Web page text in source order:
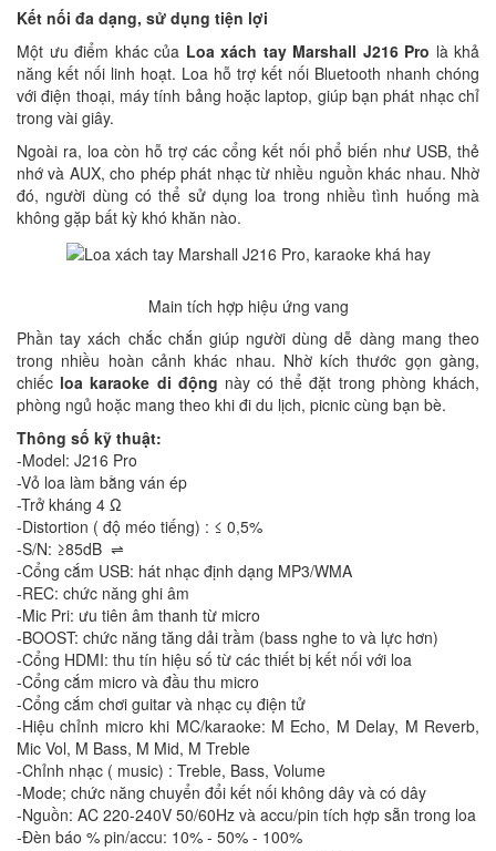
Kết nối đa dạng, sử dụng tiện lợi
Một ưu điểm khác của Loa xách tay Marshall J216 Pro là khả
năng kết nối linh hoạt. Loa hỗ trợ kết nối Bluetooth nhanh chóng
với điện thoại, máy tính bảng hoặc laptop, giúp bạn phát nhạc chỉ
trong vài giây.
Ngoài ra, loa còn hỗ trợ các cổng kết nối phổ biến như USB, thẻ
nhớ và AUX, cho phép phát nhạc từ nhiều nguồn khác nhau. Nhờ
đó, người dùng có thể sử dụng loa trong nhiều tình huống mà
không gặp bất kỳ khó khăn nào.
Main tích hợp hiệu ứng vang
Phần tay xách chắc chắn giúp người dùng dễ dàng mang theo
trong nhiều hoàn cảnh khác nhau. Nhờ kích thước gọn gàng,
chiếc loa karaoke di động này có thể đặt trong phòng khách,
phòng ngủ hoặc mang theo khi đi du lịch, picnic cùng bạn bè.
Thông số kỹ thuật:
-Model: J216 Pro
-Vỏ loa làm bằng ván ép
-Trở kháng 4 Ω
-Distortion ( độ méo tiếng) : ≤ 0,5%
-S/N: ≥85dB ⇌
-Cổng cắm USB: hát nhạc định dạng MP3/WMA
-REC: chức năng ghi âm
-Mic Pri: ưu tiên âm thanh từ micro
-BOOST: chức năng tăng dải trầm (bass nghe to và lực hơn)
-Cổng HDMI: thu tín hiệu số từ các thiết bị kết nối với loa
-Cổng cắm micro và đầu thu micro
-Cổng cắm chơi guitar và nhạc cụ điện tử
-Hiệu chỉnh micro khi MC/karaoke: M Echo, M Delay, M Reverb,
Mic Vol, M Bass, M Mid, M Treble
-Chỉnh nhạc ( music) : Treble, Bass, Volume
-Mode; chức năng chuyển đổi kết nối không dây và có dây
-Nguồn: AC 220-240V 50/60Hz và accu/pin tích hợp sẵn trong loa
-Đèn báo % pin/accu: 10% - 50% - 100%